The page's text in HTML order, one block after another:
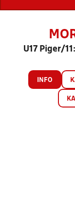
U17 Piger/
INFO